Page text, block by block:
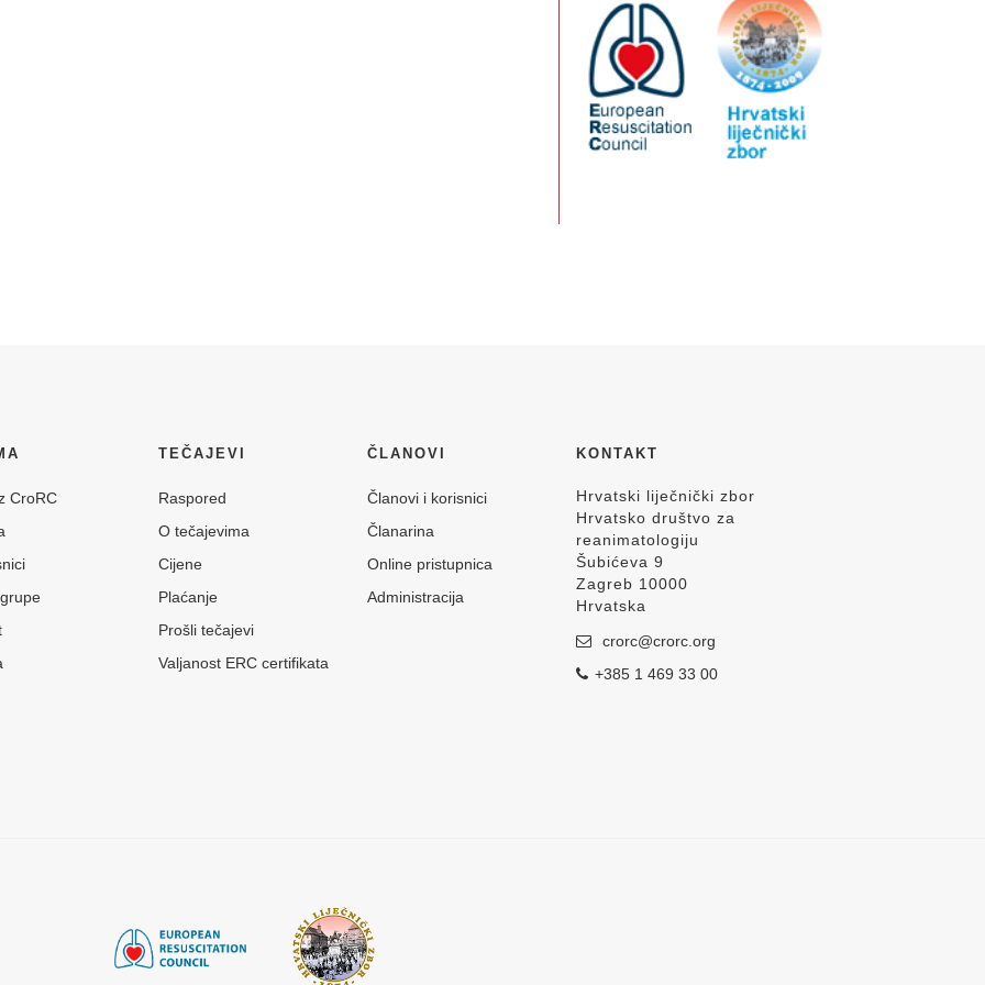
CroRC
TEČAJEVI
Raspored
O tečajevima
Cijene
Plaćanje
Prošli tečajevi
Valjanost ERC certifikata
ČLANOVI
Članovi i korisnici
Članarina
Online pristupnica
Administracija
KONTAKT
Hrvatski liječnički zbor
Hrvatsko društvo za
reanimatologiju
Šubićeva 9
Zagreb 10000
Hrvatska
crorc@crorc.org
+385 1 469 33 00